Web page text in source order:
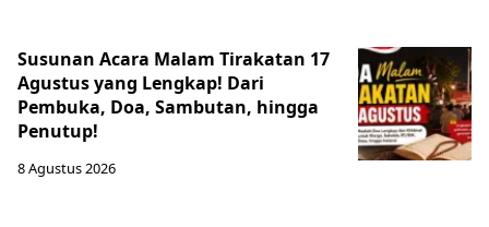
Susunan Acara Malam Tirakatan 17
Agustus yang Lengkap! Dari
Pembuka, Doa, Sambutan, hingga
Penutup!
8 Agustus 2026